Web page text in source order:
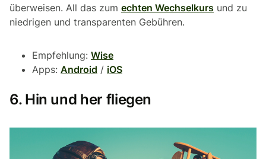
überweisen. All das zum echten Wechselkurs und zu
niedrigen und transparenten Gebühren.
Empfehlung: Wise
Apps: Android / iOS
6. Hin und her fliegen